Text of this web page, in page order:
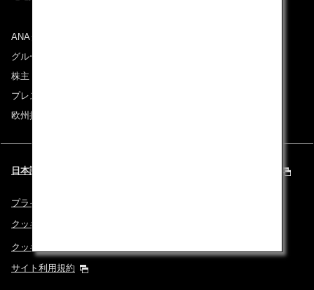
ANAグループについて
グループ企業一覧
株主・投資家情報
プレスリリース
欧州採用情報
日本語 | Europe & Middle East (都市と言語を選択してください)
プライバシーポリシー
クッキーポリシー
クッキー詳細設定
サイト利用規約